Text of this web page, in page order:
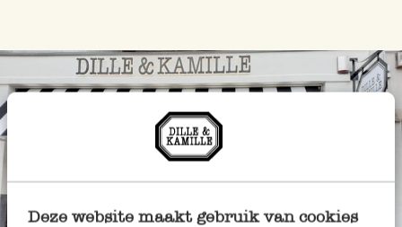
Deze website maakt gebruik van cookies